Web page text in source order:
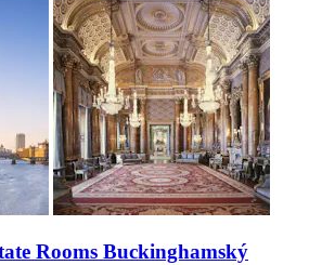
Rooms Buckinghamský